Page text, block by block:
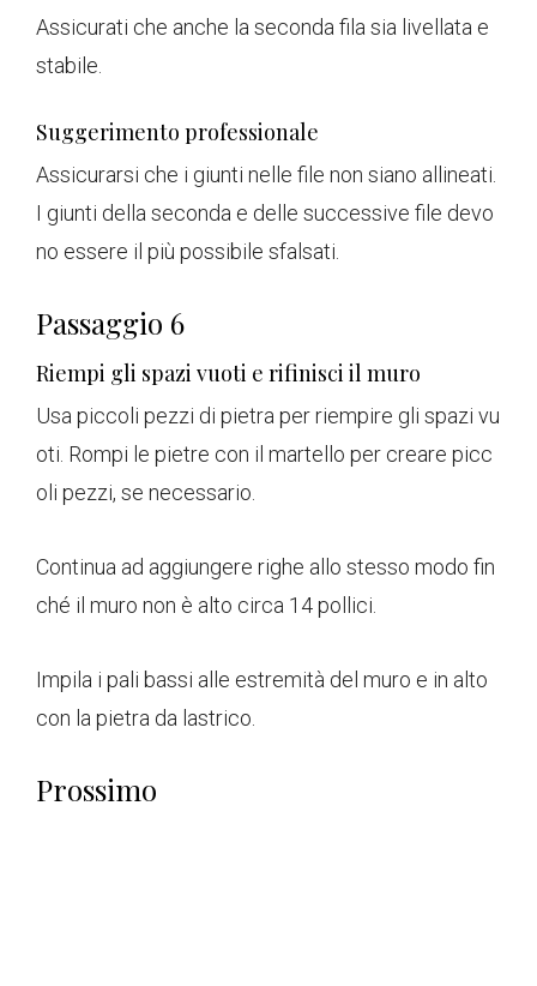
Assicurati che anche la seconda fila sia livellata e
stabile.
Suggerimento professionale
Assicurarsi che i giunti nelle file non siano allineati.
I giunti della seconda e delle successive file devo
no essere il più possibile sfalsati.
Passaggio 6
Riempi gli spazi vuoti e rifinisci il muro
Usa piccoli pezzi di pietra per riempire gli spazi vu
oti. Rompi le pietre con il martello per creare picc
oli pezzi, se necessario.
Continua ad aggiungere righe allo stesso modo fin
ché il muro non è alto circa 14 pollici.
Impila i pali bassi alle estremità del muro e in alto
con la pietra da lastrico.
Prossimo